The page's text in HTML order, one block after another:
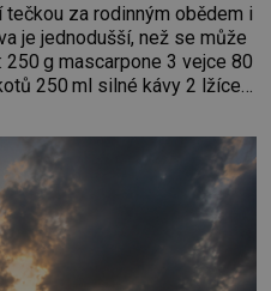
za rodinným obědem i
je jednodušší, než se může
do světlé pěny a postupně
vznikl hladký